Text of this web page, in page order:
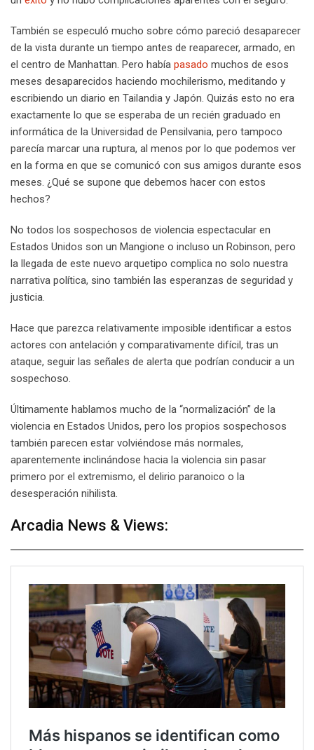
También se especuló mucho sobre cómo pareció desaparecer
de la vista durante un tiempo antes de reaparecer, armado, en
el centro de Manhattan. Pero había pasado muchos de esos
meses desaparecidos haciendo mochilerismo, meditando y
escribiendo un diario en Tailandia y Japón. Quizás esto no era
exactamente lo que se esperaba de un recién graduado en
informática de la Universidad de Pensilvania, pero tampoco
parecía marcar una ruptura, al menos por lo que podemos ver
en la forma en que se comunicó con sus amigos durante esos
meses. ¿Qué se supone que debemos hacer con estos
hechos?
No todos los sospechosos de violencia espectacular en
Estados Unidos son un Mangione o incluso un Robinson, pero
la llegada de este nuevo arquetipo complica no solo nuestra
narrativa política, sino también las esperanzas de seguridad y
justicia.
Hace que parezca relativamente imposible identificar a estos
actores con antelación y comparativamente difícil, tras un
ataque, seguir las señales de alerta que podrían conducir a un
sospechoso.
Últimamente hablamos mucho de la “normalización” de la
violencia en Estados Unidos, pero los propios sospechosos
también parecen estar volviéndose más normales,
aparentemente inclinándose hacia la violencia sin pasar
primero por el extremismo, el delirio paranoico o la
desesperación nihilista.
Arcadia News & Views: